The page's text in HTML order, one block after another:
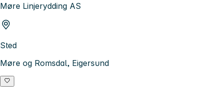
Møre Linjerydding AS
Sted
Møre og Romsdal, Eigersund